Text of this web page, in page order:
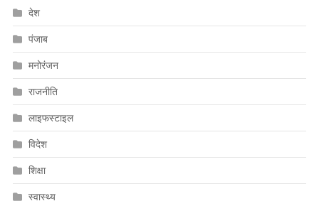
देश
पंजाब
मनोरंजन
राजनीति
लाइफस्टाइल
विदेश
शिक्षा
स्वास्थ्य